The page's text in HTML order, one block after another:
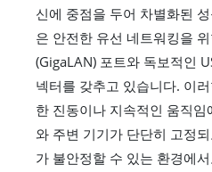
신에 중점을 두어 차별화된
은 안전한 유선 네트워킹을
(GigaLAN) 포트와 독보적인
넥터를 갖추고 있습니다. 이
한 진동이나 지속적인 움직
와 주변 기기가 단단히 고정
가 불안정할 수 있는 환경에